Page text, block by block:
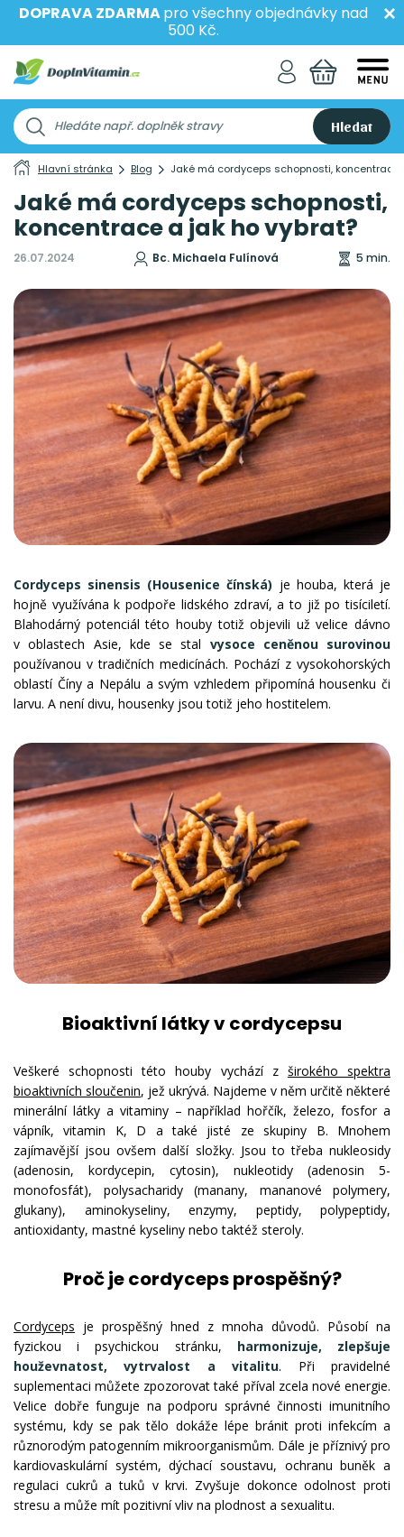
DOPRAVA ZDARMApro všechny objednávky nad
500 Kč.
Hledat
Hlavní stránka Blog Jaké má cordyceps schopnosti, koncentrace
Jaké má cordyceps schopnosti,
koncentrace a jak ho vybrat?
26.07.2024 Bc. Michaela Fulínová 5 min.
Cordyceps sinensis (Housenice čínská) je houba, která je
hojně využívána k podpoře lidského zdraví, a to již po tisíciletí.
Blahodárný potenciál této houby totiž objevili už velice dávno
v oblastech Asie, kde se stal vysoce ceněnou surovinou
používanou v tradičních medicínách. Pochází z vysokohorských
oblastí Číny a Nepálu a svým vzhledem připomíná housenku či
larvu. A není divu, housenky jsou totiž jeho hostitelem.
Bioaktivní látky v cordycepsu
Veškeré schopnosti této houby vychází z širokého spektra
bioaktivních sloučenin, jež ukrývá. Najdeme v něm určitě některé
minerální látky a vitaminy – například hořčík, železo, fosfor a
vápník, vitamin K, D a také jisté ze skupiny B. Mnohem
zajímavější jsou ovšem další složky. Jsou to třeba nukleosidy
(adenosin, kordycepin, cytosin), nukleotidy (adenosin 5-
monofosfát), polysacharidy (manany, mananové polymery,
glukany), aminokyseliny, enzymy, peptidy, polypeptidy,
antioxidanty, mastné kyseliny nebo taktéž steroly.
Proč je cordyceps prospěšný?
Cordyceps je prospěšný hned z mnoha důvodů. Působí na
fyzickou i psychickou stránku, harmonizuje, zlepšuje
houževnatost, vytrvalost a vitalitu. Při pravidelné
suplementaci můžete zpozorovat také příval zcela nové energie.
Velice dobře funguje na podporu správné činnosti imunitního
systému, kdy se pak tělo dokáže lépe bránit proti infekcím a
různorodým patogenním mikroorganismům. Dále je příznivý pro
kardiovaskulární systém, dýchací soustavu, ochranu buněk a
regulaci cukrů a tuků v krvi. Zvyšuje dokonce odolnost proti
stresu a může mít pozitivní vliv na plodnost a sexualitu.